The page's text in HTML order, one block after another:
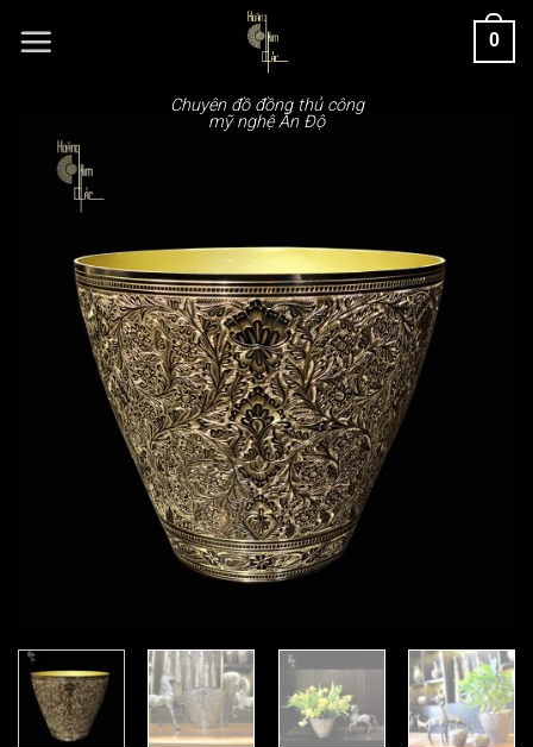
đến
Chuyên đồ đồng thủ công
mỹ nghệ Ấn Độ
0